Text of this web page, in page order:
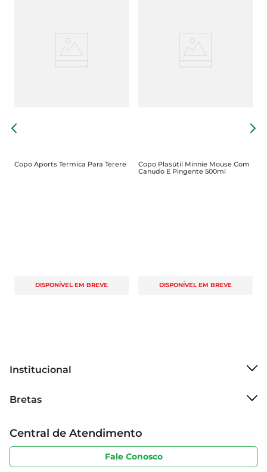
Copo Aports Termica Para Terere
DISPONÍVEL EM BREVE
Copo Plasútil Minnie Mouse Com
Canudo E Pingente 500ml
DISPONÍVEL EM BREVE
Institucional
Grupo Cencosud
Sobre privacidade
Portal do fornecedor
Bretas
Produtos Bretas
Código de ética
Serviços
Central de Atendimento
Fale Conosco